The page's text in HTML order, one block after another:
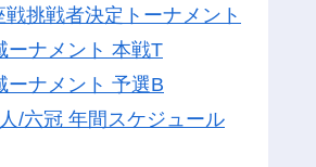
挑戦者決定トーナメント
ーナメント 本戦T
ーナメント 予選B
/六冠 年間スケジュール